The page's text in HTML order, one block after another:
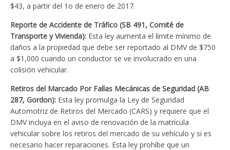
$43, a partir del 1o de enero de 2017.
Reporte de Accidente de Tráfico (SB 491, Comité de
Transporte y Vivienda): Esta ley aumenta el límite mínimo de
daños a la propiedad que debe ser reportado al DMV de $750
a $1,000 cuando un conductor se ve involucrado en una
colisión vehicular.
Retiros del Marcado Por Fallas Mecánicas de Seguridad (AB
287, Gordon): Esta ley promulga la Ley de Seguridad
Automotriz de Retiros del Mercado (CARS) y requiere que el
DMV incluya en el aviso de renovación de la matrícula
vehicular sobre los retiros del mercado de su vehículo y si es
necesario hacer reparaciones. Esta ley prohíbe que un